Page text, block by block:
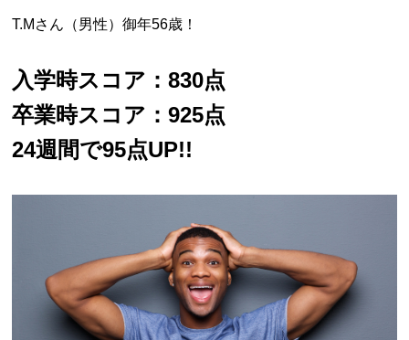
T.Mさん（男性）御年56歳！
入学時スコア：830点
卒業時スコア：925点
24週間で95点UP!!